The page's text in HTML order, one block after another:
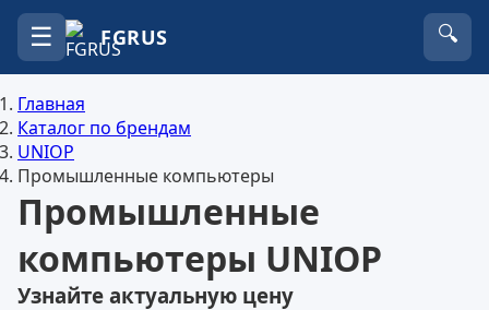
☰ FGRUS 🔍
Главная
Каталог по брендам
UNIOP
Промышленные компьютеры
Промышленные
компьютеры UNIOP
Узнайте актуальную цену